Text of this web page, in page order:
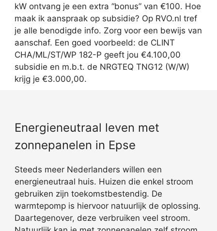
kW ontvang je een extra “bonus” van €100. Hoe
maak ik aanspraak op subsidie? Op RVO.nl tref
je alle benodigde info. Zorg voor een bewijs van
aanschaf. Een goed voorbeeld: de CLINT
CHA/ML/ST/WP 182-P geeft jou €4.100,00
subsidie en m.b.t. de NRGTEQ TNG12 (W/W)
krijg je €3.000,00.
Energieneutraal leven met
zonnepanelen in Epse
Steeds meer Nederlanders willen een
energieneutraal huis. Huizen die enkel stroom
gebruiken zijn toekomstbestendig. De
warmtepomp is hiervoor natuurlijk de oplossing.
Daartegenover, deze verbruiken veel stroom.